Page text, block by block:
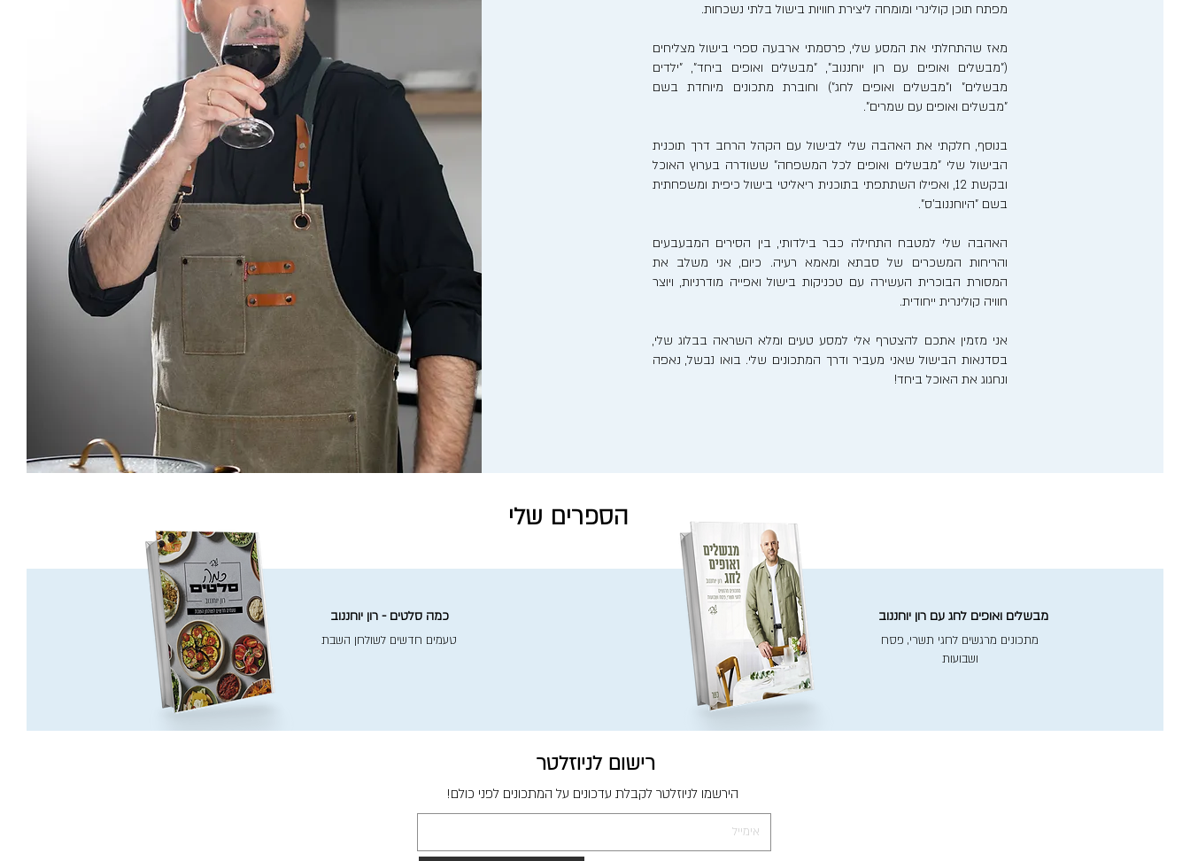
מפתח תוכן קולינרי ומומחה ליצירת חוויות בישול בלתי נשכחות.
מאז שהתחלתי את המסע שלי, פרסמתי ארבעה ספרי בישול מצליחים
("מבשלים ואופים עם רון יוחננוב", "מבשלים ואופים ביחד", "ילדים
מבשלים" ו"מבשלים ואופים לחג") וחוברת מתכונים מיוחדת בשם
"מבשלים ואופים עם שמרים".
בנוסף, חלקתי את האהבה שלי לבישול עם הקהל הרחב דרך תוכנית
הבישול שלי "מבשלים ואופים לכל המשפחה" ששודרה בערוץ האוכל
ובקשת 12, ואפילו השתתפתי בתוכנית ריאליטי בישול כיפית ומשפחתית
בשם "היוחננוב'ס".
האהבה שלי למטבח התחילה כבר בילדותי, בין הסירים המבעבעים
והריחות המשכרים של סבתא ומאמא רעיה. כיום, אני משלב את
המסורת הבוכרית העשירה עם טכניקות בישול ואפייה מודרניות, ויוצר
חוויה קולינרית ייחודית.
אני מזמין אתכם להצטרף אלי למסע טעים ומלא השראה בבלוג שלי,
בסדנאות הבישול שאני מעביר ודרך המתכונים שלי. בואו נבשל, נאפה
ונחגוג את האוכל ביחד!
הספרים שלי
כמה סלטים - רון יוחננוב
טעמים חדשים לשולחן השבת
מבשלים ואופים לחג עם רון יוחננוב
מתכונים מרגשים לחגי תשרי, פסח
ושבועות
רישום לניוזלטר
הירשמו לניוזלטר לקבלת עדכונים על המתכונים לפני כולם!